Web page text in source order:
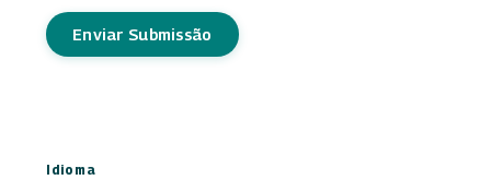
Enviar Submissão
Idioma